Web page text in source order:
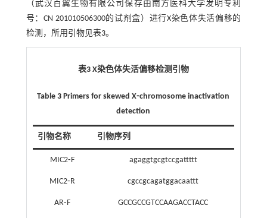
（武汉百翼生物有限公司保存由南方医科大学发明专利
号：CN 201010506300的试剂盒）进行X染色体失活偏移的
检测，所用引物见表3。
表3 X染色体失活偏移检测引物
Table 3 Primers for skewed X⁃chromosome inactivation
detection
引物名称 引物序列
MIC2⁃F agaggtgcgtccgattttt
MIC2⁃R cgccgcagatggacaattt
AR⁃F GCCGCCGTCCAAGACCTACC